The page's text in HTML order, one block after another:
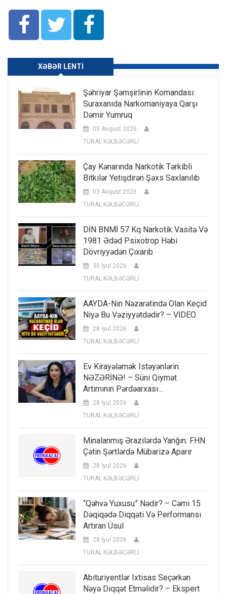
XƏBƏR LENTI
Şəhriyar Şəmşirlinin Komandası:
Suraxanıda Narkomaniyaya Qarşı
Dəmir Yumruq
05 Avqust 2026
TURAL KƏLBƏCƏRLİ
Çay Kənarında Narkotik Tərkibli
Bitkilər Yetişdirən Şəxs Saxlanılıb
03 Avqust 2026
TURAL KƏLBƏCƏRLİ
DİN BNMİ 57 Kq Narkotik Vasitə Və
1981 Ədəd Psixotrop Həbi
Dövriyyədən Çıxarıb
30 İyul 2026
TURAL KƏLBƏCƏRLİ
AAYDA-Nın Nəzarətində Olan Keçid
Niyə Bu Vəziyyətdədir? – VİDEO
28 İyul 2026
TURAL KƏLBƏCƏRLİ
Ev Kirayələmək Istəyənlərin
NƏZƏRİNƏ! – Süni Qiymət
Artımının Pərdəarxası…
28 İyul 2026
TURAL KƏLBƏCƏRLİ
Minalanmış Ərazilərdə Yanğın: FHN
Çətin Şərtlərdə Mübarizə Aparır
28 İyul 2026
TURAL KƏLBƏCƏRLİ
“Qəhvə Yuxusu” Nədir? – Cəmi 15
Dəqiqədə Diqqəti Və Performansı
Artıran Üsul
28 İyul 2026
TURAL KƏLBƏCƏRLİ
Abituriyentlər Ixtisas Seçərkən
Nəyə Diqqət Etməlidir? – Ekspert